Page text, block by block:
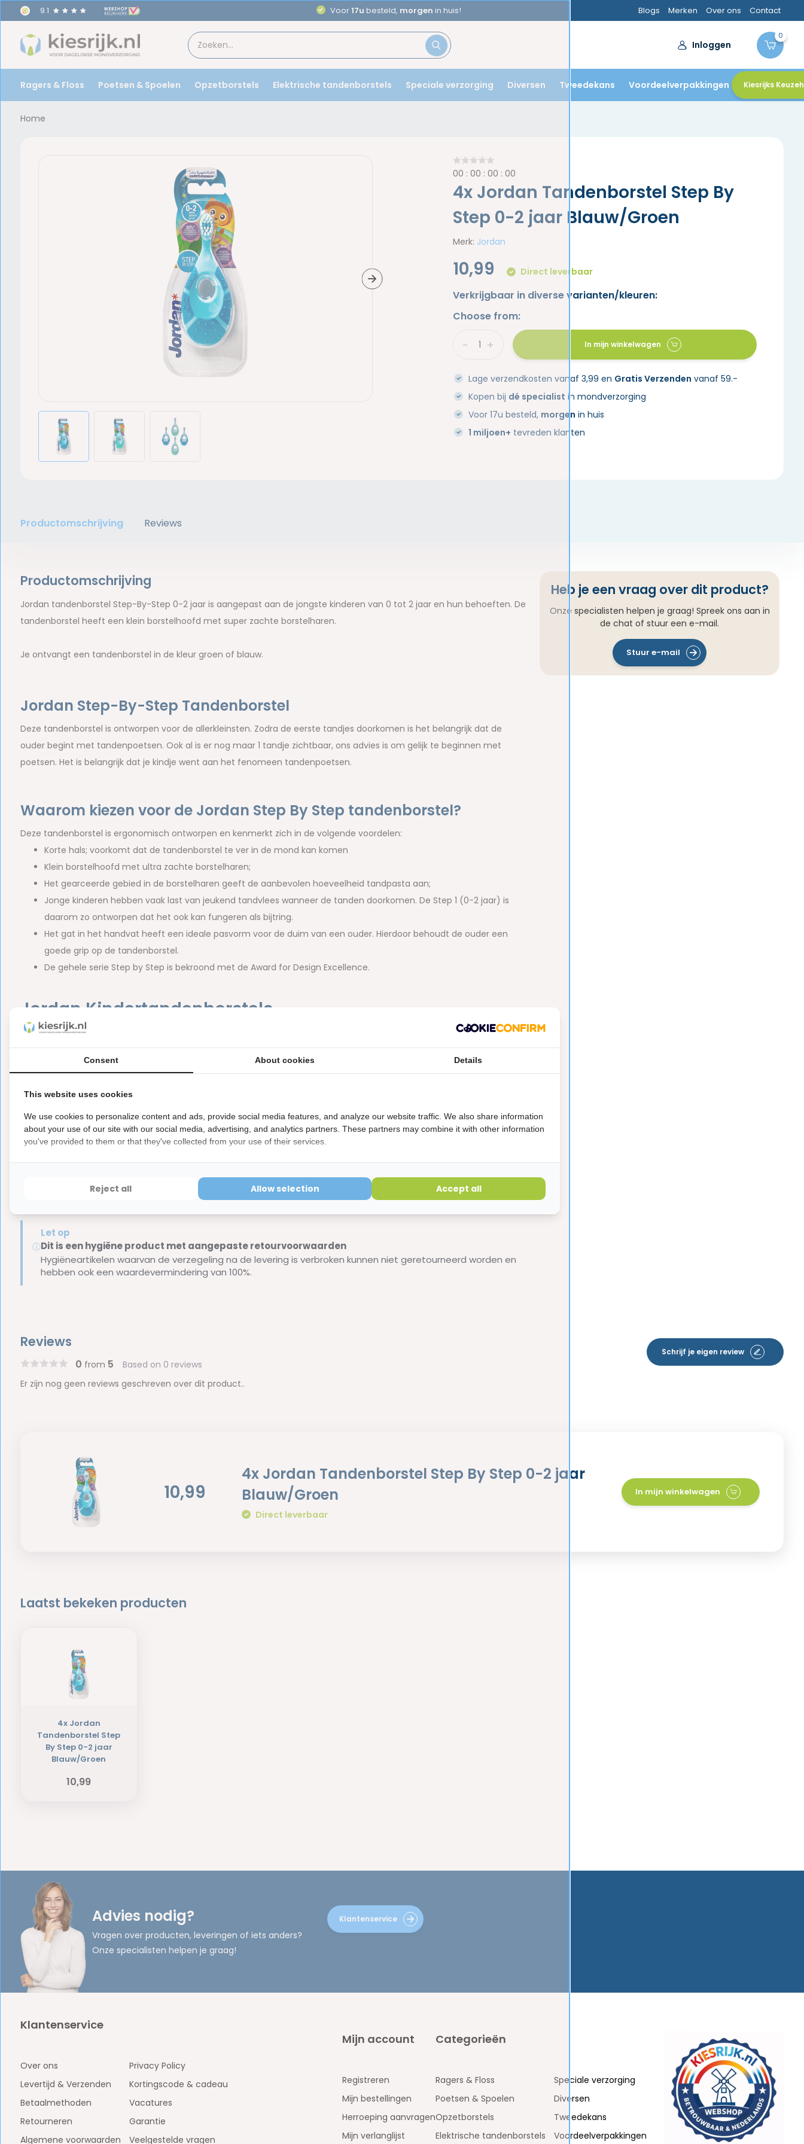
9.1 Aanbevolen doortandartsen Blogs Merken Over ons Contact
Inloggen
0
Ragers & Floss Poetsen & Spoelen Opzetborstels Elektrische tandenborstels Speciale verzorging Diversen Tweedekans Voordeelverpakkingen Kiesrijks
Home
00 :00 :00 :00
4x Jordan Tandenborstel Step By
Step 0-2 jaar Blauw/Groen
Merk: Jordan
10,99 Direct leverbaar
Verkrijgbaar in diverse varianten/kleuren:
Choose from:
+
- In mijn winkelwagen
Lage verzendkosten vanaf 3,99 en Gratis Verzenden vanaf 59.-
Kopen bij dé specialist in mondverzorging
Voor 17u besteld, morgen in huis
1 miljoen+ tevreden klanten
Productomschrijving Reviews
Productomschrijving
Jordan tandenborstel Step-By-Step 0-2 jaar is aangepast aan de jongste kinderen van 0 tot 2 jaar en hun behoeften. De
tandenborstel heeft een klein borstelhoofd met super zachte borstelharen.
Je ontvangt een tandenborstel in de kleur groen of blauw.
Jordan Step-By-Step Tandenborstel
Deze tandenborstel is ontworpen voor de allerkleinsten. Zodra de eerste tandjes doorkomen is het belangrijk dat de
ouder begint met tandenpoetsen. Ook al is er nog maar 1 tandje zichtbaar, ons advies is om gelijk te beginnen met
poetsen. Het is belangrijk dat je kindje went aan het fenomeen tandenpoetsen.
Waarom kiezen voor de Jordan Step By Step tandenborstel?
Deze tandenborstel is ergonomisch ontworpen en kenmerkt zich in de volgende voordelen:
Korte hals; voorkomt dat de tandenborstel te ver in de mond kan komen
Klein borstelhoofd met ultra zachte borstelharen;
Het gearceerde gebied in de borstelharen geeft de aanbevolen hoeveelheid tandpasta aan;
Jonge kinderen hebben vaak last van jeukend tandvlees wanneer de tanden doorkomen. De Step 1 (0-2 jaar) is
daarom zo ontworpen dat het ook kan fungeren als bijtring.
Het gat in het handvat heeft een ideale pasvorm voor de duim van een ouder. Hierdoor behoudt de ouder een
goede grip op de tandenborstel.
De gehele serie Step by Step is bekroond met de Award for Design Excellence.
Jordan Kindertandenborstels
kindertandenborstels op de markt gebracht. De kindertandenborstels van Jordan kan je gebruiken tot ongeveer 9 jaar.
De serie is verdeeld in 3 leeftijdssegmenten:
Step By Step 1: 0 tot en met 2 jaar
Step By Step 3: 6 tot en met 9 jaar
ⓘ
Let op
Dit is een hygiëne product met aangepaste retourvoorwaarden
Hygiëneartikelen waarvan de verzegeling na de levering is verbroken kunnen niet geretourneerd worden en
hebben ook een waardevermindering van 100%.
Heb je een vraag over dit product?
Onze specialisten helpen je graag! Spreek ons aan in
de chat of stuur een e-mail.
Stuur e-mail
Reviews
0 from 5 Based on 0 reviews
Schrijf je eigen review
Er zijn nog geen reviews geschreven over dit product..
10,99
4x Jordan Tandenborstel Step By Step 0-2 jaar
Blauw/Groen
Direct leverbaar
In mijn winkelwagen
Laatst bekeken producten
4x Jordan
Tandenborstel Step
By Step 0-2 jaar
Blauw/Groen
10,99
Advies nodig?
Vragen over producten, leveringen of iets anders?
Onze specialisten helpen je graag!
Klantenservice
Klantenservice
Over ons
Levertijd & Verzenden
Betaalmethoden
Retourneren
Algemene voorwaarden
Privacy Policy
Kortingscode & cadeau
Vacatures
Garantie
Veelgestelde vragen
Mijn account
Registreren
Mijn bestellingen
Herroeping aanvragen
Mijn verlanglijst
Categorieën
Ragers & Floss
Poetsen & Spoelen
Opzetborstels
Elektrische tandenborstels
Speciale verzorging
Diversen
Tweedekans
Voordeelverpakkingen
Consent About cookies Details
This website uses cookies
We use cookies to personalize content and ads, provide social media features, and analyze our website traffic. We also share information
about your use of our site with our social media, advertising, and analytics partners. These partners may combine it with other information
you've provided to them or that they've collected from your use of their services.
Reject all Allow selection Accept all